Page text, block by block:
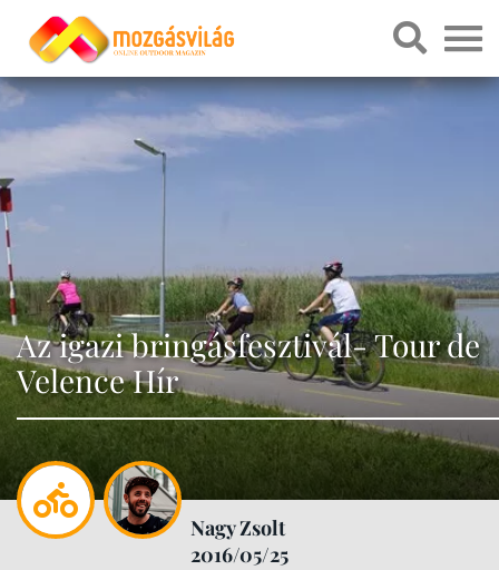
Az igazi bringásfesztivál- Tour de
Velence Hír
Nagy Zsolt
2016/05/25